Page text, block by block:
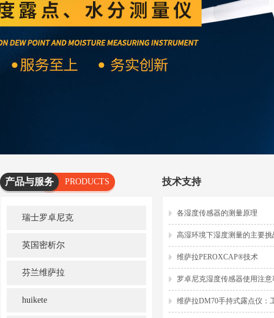
产品与服务
PRODUCTS
SERVICES
瑞士罗卓尼克
英国密析尔
芬兰维萨拉
huikete
技术支持
各湿度传感器的测量原理
高湿环境下湿度测量的主要挑
维萨拉PEROXCAP®技术
罗卓尼克湿度传感器使用注意
维萨拉DM70手持式露点仪：